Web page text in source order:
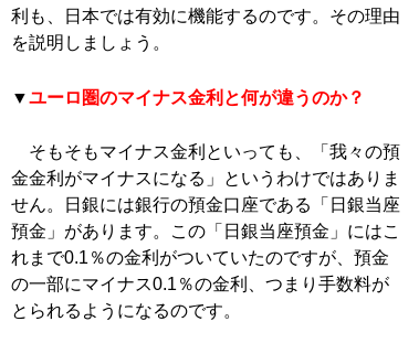
利も、日本では有効に機能するのです。その理由
を説明しましょう。
▼ユーロ圏のマイナス金利と何が違うのか？
そもそもマイナス金利といっても、「我々の預
金金利がマイナスになる」というわけではありま
せん。日銀には銀行の預金口座である「日銀当座
預金」があります。この「日銀当座預金」にはこ
れまで0.1％の金利がついていたのですが、預金
の一部にマイナス0.1％の金利、つまり手数料が
とられるようになるのです。